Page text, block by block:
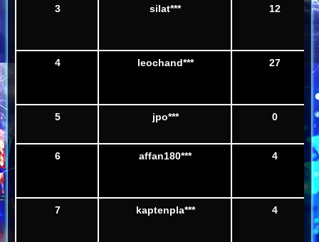
3 silat*** 12
4 leochand*** 27
5 jpo*** 0
6 affan180*** 4
7 kaptenpla*** 4